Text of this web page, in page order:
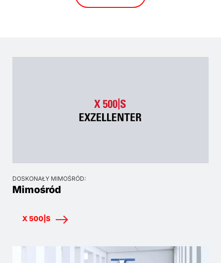
DOSKONAŁY MIMOŚRÓD:
Mimośród
X 500|S